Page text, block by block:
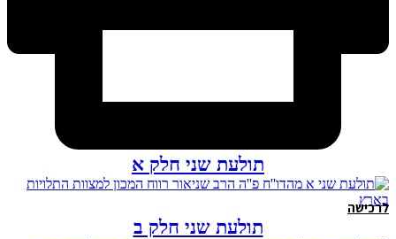
תולעת שני חלק א
לרכישה
תולעת שני חלק ב